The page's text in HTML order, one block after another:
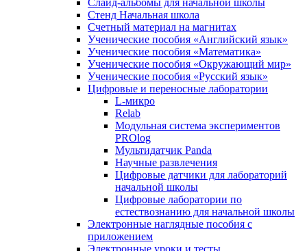
Стенд Начальная школа
Счетный материал на магнитах
Ученические пособия «Английский язык»
Ученические пособия «Математика»
Ученические пособия «Окружающий мир»
Ученические пособия «Русский язык»
Цифровые и переносные лаборатории
L-микро
Relab
Модульная система экспериментов
PROlog
Мультидатчик Panda
Научные развлечения
Цифровые датчики для лабораторий
начальной школы
Цифровые лаборатории по
естествознанию для начальной школы
Электронные наглядные пособия с
приложением
Электронные уроки и тесты